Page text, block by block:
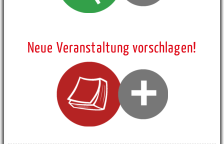
Neue Veranstaltung vorschlagen!